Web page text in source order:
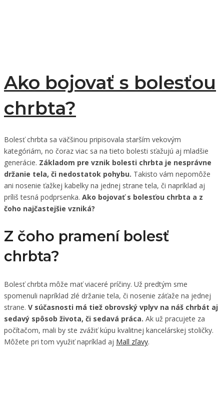
Ako bojovať s bolesťou
chrbta?
Bolesť chrbta sa väčšinou pripisovala starším vekovým
kategóriám, no čoraz viac sa na tieto bolesti sťažujú aj mladšie
generácie. Základom pre vznik bolesti chrbta je nesprávne
držanie tela, či nedostatok pohybu. Takisto vám nepomôže
ani nosenie ťažkej kabelky na jednej strane tela, či napríklad aj
príliš tesná podprsenka. Ako bojovať s bolesťou chrbta a z
čoho najčastejšie vzniká?
Z čoho pramení bolesť
chrbta?
Bolesť chrbta môže mať viaceré príčiny. Už predtým sme
spomenuli napríklad zlé držanie tela, či nosenie záťaže na jednej
strane. V súčasnosti má tiež obrovský vplyv na náš chrbát aj
sedavý spôsob života, či sedavá práca. Ak už pracujete za
počítačom, mali by ste zvážiť kúpu kvalitnej kancelárskej stoličky.
Môžete pri tom využiť napríklad aj Mall zľavy.